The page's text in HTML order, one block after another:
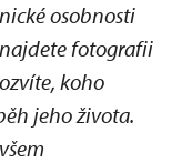
osobnosti
fotografii
koho
jeho života.